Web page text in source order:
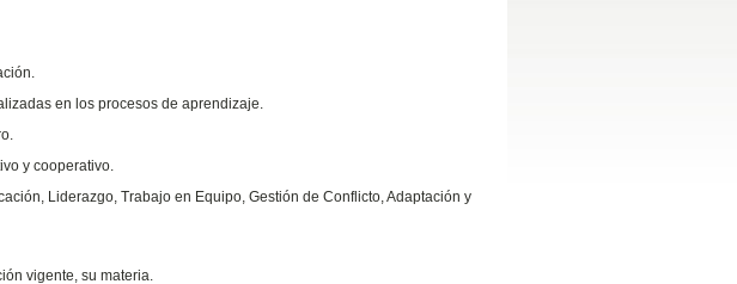
en los procesos de aprendizaje.
y cooperativo.
Liderazgo, Trabajo en Equipo, Gestión de Conflicto, Adaptación y
vigente, su materia.